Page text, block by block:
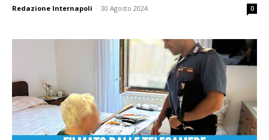
Redazione Internapoli - 30 Agosto 2024 0